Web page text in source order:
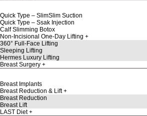
Quick Type – SlimSlim Suction
Quick Type – Ssak Injection
Calf Slimming Botox
Non-Incisional One-Day Lifting
360° Full-Face Lifting
Sleeping Lifting
Hermes Luxury Lifting
Breast Surgery
Breast Implants
Breast Reduction & Lift
Breast Reduction
Breast Lift
LAST Diet